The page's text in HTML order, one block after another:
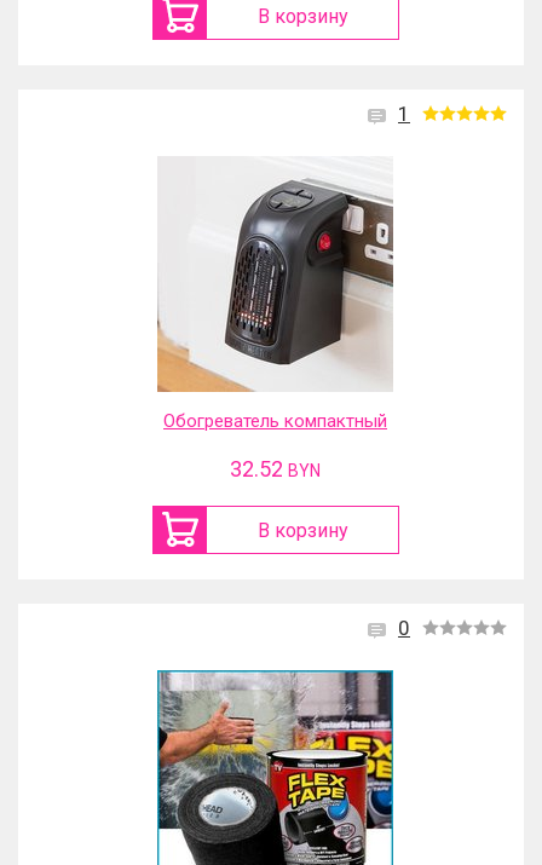
В корзину
1
Обогреватель компактный
32.52 BYN
В корзину
0